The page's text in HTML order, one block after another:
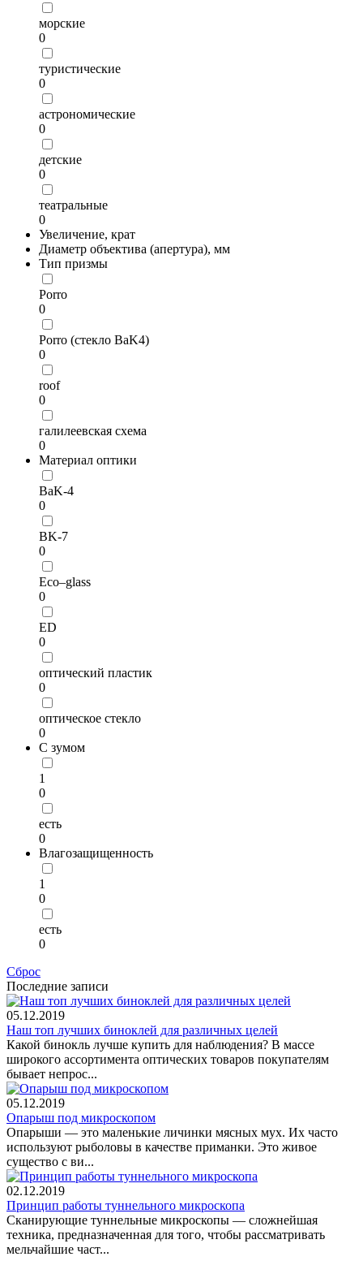
морские
0
туристические
0
астрономические
0
детские
0
театральные
0
Увеличение, крат
Диаметр объектива (апертура), мм
Тип призмы
Porro
0
Porro (стекло BaK4)
0
roof
0
галилеевская схема
0
Материал оптики
BaK-4
0
BK-7
0
Eco–glass
0
ED
0
оптический пластик
0
оптическое стекло
0
С зумом
1
0
есть
0
Влагозащищенность
1
0
есть
0
Сброс
Последние записи
05.12.2019
Наш топ лучших биноклей для различных целей
Какой бинокль лучше купить для наблюдения? В массе
широкого ассортимента оптических товаров покупателям
бывает непрос...
05.12.2019
Опарыш под микроскопом
Опарыши — это маленькие личинки мясных мух. Их часто
используют рыболовы в качестве приманки. Это живое
существо с ви...
02.12.2019
Принцип работы туннельного микроскопа
Сканирующие туннельные микроскопы — сложнейшая
техника, предназначенная для того, чтобы рассматривать
мельчайшие част...